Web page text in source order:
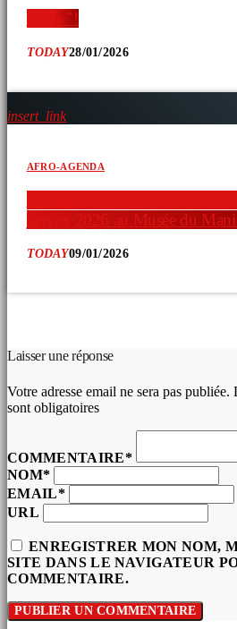
‘ » » ̂ !
TODAY28/01/2026
insert_link
AFRO-AGENDA
janvier 2026 au Musée du
TODAY09/01/2026
Laisser une réponse
Votre adresse email ne sera pas
sont obligatoires
COMMENTAIRE*
NOM*
EMAIL*
URL
ENREGISTRER MON NOM,
SITE DANS LE NAVIGATEUR
COMMENTAIRE.